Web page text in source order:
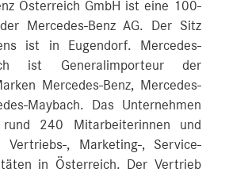
Österreich GmbH ist eine 100-
der Mercedes-Benz AG. Der Sitz
ist in Eugendorf. Mercedes-
ist Generalimporteur der
Mercedes-Benz, Mercedes-
Maybach. Das Unternehmen
240 Mitarbeiterinnen und
Vertriebs-, Marketing-, Service-
in Österreich. Der Vertrieb